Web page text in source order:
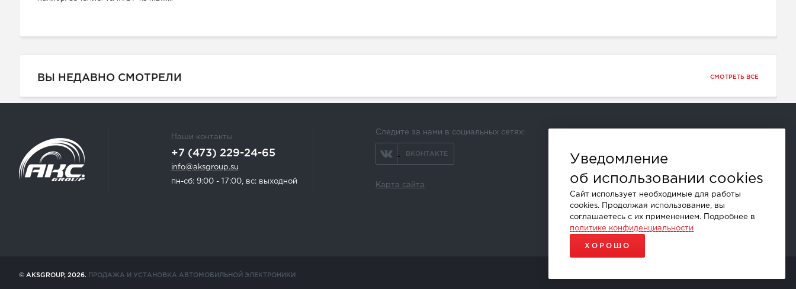
ВЫ НЕДАВНО СМОТРЕЛИ СМОТРЕТЬ ВСЕ
Наши контакты
+7 (473) 229-24-65
info@aksgroup.su
пн-сб: 9:00 - 17:00, вс: выходной
Следите за нами в социальных сетях:
ВКОНТАКТЕ
Карта сайта
и другие
© AKSGROUP, 2026. ПРОДАЖА И УСТАНОВКА АВТОМОБИЛЬНОЙ ЭЛЕКТРОНИКИ
Уведомление
об использовании cookies
Сайт использует необходимые для работы
cookies. Продолжая использование, вы
соглашаетесь с их применением. Подробнее в
политике конфиденциальности
ХОРОШО